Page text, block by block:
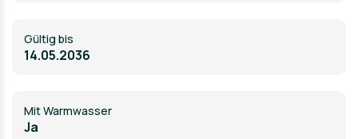
Gültig bis
14.05.2036
Mit Warmwasser
Ja